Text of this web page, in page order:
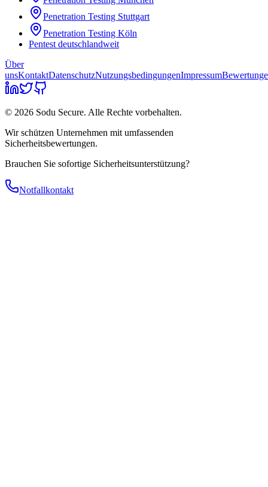
Penetration Testing Stuttgart
Penetration Testing Köln
Pentest deutschlandweit
Über
unsKontaktDatenschutzNutzungsbedingungenImpressum
© 2026 Sodu Secure. Alle Rechte vorbehalten.
Wir schützen Unternehmen mit umfassenden
Sicherheitsbewertungen.
Brauchen Sie sofortige Sicherheitsunterstützung?
Notfallkontakt